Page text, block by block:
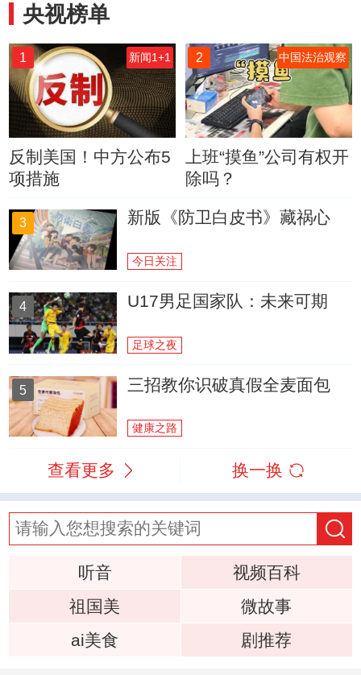
央视榜单
1 新闻1+1
反制美国！中方公布5
项措施
2 中国法治观察
上班“摸鱼”公司有权开
除吗？
3 新版《防卫白皮书》藏祸心
今日关注
4 U17男足国家队：未来可期
足球之夜
5 三招教你识破真假全麦面包
健康之路
查看更多 换一换
听音
视频百科
祖国美
微故事
ai美食
剧推荐